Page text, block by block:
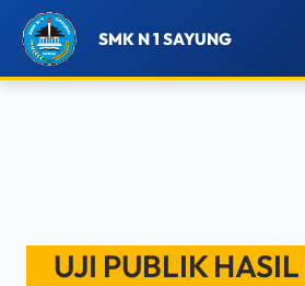
SMK N 1 SAYUNG
UJI PUBLIK